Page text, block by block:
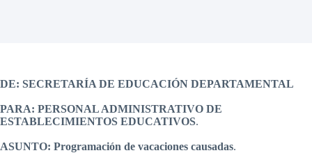
DE: SECRETARÍA DE EDUCACIÓN DEPARTAMENTAL
PARA: PERSONAL ADMINISTRATIVO DE
ESTABLECIMIENTOS EDUCATIVOS.
ASUNTO: Programación de vacaciones causadas.